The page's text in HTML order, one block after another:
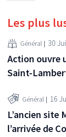
Les plus
Général 30
Action ouvre
Saint-
Général 16
L’ancien site
l’arrivée de